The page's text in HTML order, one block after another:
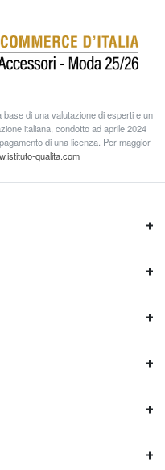
base di una valutazione di esperti e un
italiana, condotto ad aprile 2024
di una licenza. Per maggior
qualita.com